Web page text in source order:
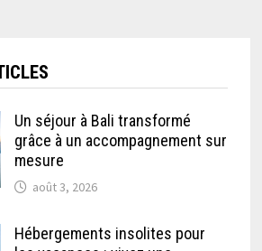
Un séjour à Bali transformé
grâce à un accompagnement sur
mesure
août 3, 2026
Hébergements insolites pour